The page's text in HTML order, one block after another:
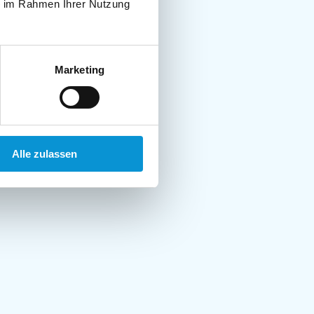
Rahmen Ihrer Nutzung
Marketing
Alle zulassen